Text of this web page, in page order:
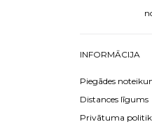
INFORMĀCIJA
Piegādes
Distances līgums
Privātuma